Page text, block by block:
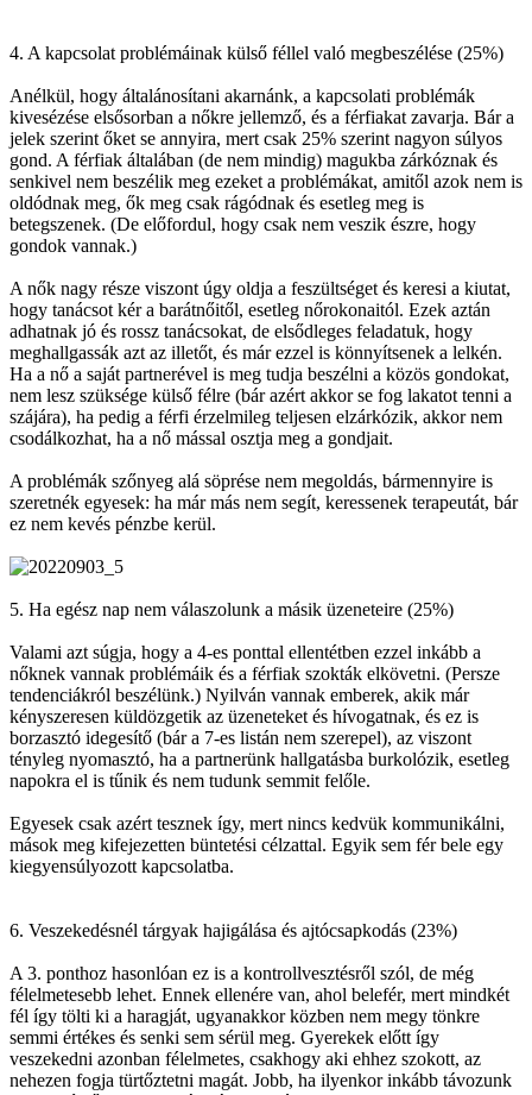
4. A kapcsolat problémáinak külső féllel való megbeszélése (25%)
Anélkül, hogy általánosítani akarnánk, a kapcsolati problémák
kivesézése elsősorban a nőkre jellemző, és a férfiakat zavarja. Bár a
jelek szerint őket se annyira, mert csak 25% szerint nagyon súlyos
gond. A férfiak általában (de nem mindig) magukba zárkóznak és
senkivel nem beszélik meg ezeket a problémákat, amitől azok nem is
oldódnak meg, ők meg csak rágódnak és esetleg meg is
betegszenek. (De előfordul, hogy csak nem veszik észre, hogy
gondok vannak.)
A nők nagy része viszont úgy oldja a feszültséget és keresi a kiutat,
hogy tanácsot kér a barátnőitől, esetleg nőrokonaitól. Ezek aztán
adhatnak jó és rossz tanácsokat, de elsődleges feladatuk, hogy
meghallgassák azt az illetőt, és már ezzel is könnyítsenek a lelkén.
Ha a nő a saját partnerével is meg tudja beszélni a közös gondokat,
nem lesz szüksége külső félre (bár azért akkor se fog lakatot tenni a
szájára), ha pedig a férfi érzelmileg teljesen elzárkózik, akkor nem
csodálkozhat, ha a nő mással osztja meg a gondjait.
A problémák szőnyeg alá söprése nem megoldás, bármennyire is
szeretnék egyesek: ha már más nem segít, keressenek terapeutát, bár
ez nem kevés pénzbe kerül.
5. Ha egész nap nem válaszolunk a másik üzeneteire (25%)
Valami azt súgja, hogy a 4-es ponttal ellentétben ezzel inkább a
nőknek vannak problémáik és a férfiak szokták elkövetni. (Persze
tendenciákról beszélünk.) Nyilván vannak emberek, akik már
kényszeresen küldözgetik az üzeneteket és hívogatnak, és ez is
borzasztó idegesítő (bár a 7-es listán nem szerepel), az viszont
tényleg nyomasztó, ha a partnerünk hallgatásba burkolózik, esetleg
napokra el is tűnik és nem tudunk semmit felőle.
Egyesek csak azért tesznek így, mert nincs kedvük kommunikálni,
mások meg kifejezetten büntetési célzattal. Egyik sem fér bele egy
kiegyensúlyozott kapcsolatba.
6. Veszekedésnél tárgyak hajigálása és ajtócsapkodás (23%)
A 3. ponthoz hasonlóan ez is a kontrollvesztésről szól, de még
félelmetesebb lehet. Ennek ellenére van, ahol belefér, mert mindkét
fél így tölti ki a haragját, ugyanakkor közben nem megy tönkre
semmi értékes és senki sem sérül meg. Gyerekek előtt így
veszekedni azonban félelmetes, csakhogy aki ehhez szokott, az
nehezen fogja türtőztetni magát. Jobb, ha ilyenkor inkább távozunk